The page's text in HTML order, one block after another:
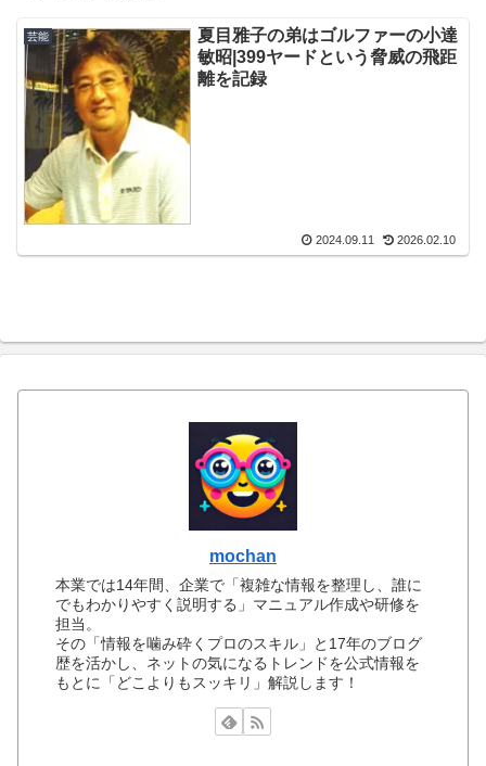
芸能
夏目雅子の弟はゴルファーの小達
敏昭|399ヤードという脅威の飛距
離を記録
2024.09.11 2026.02.10
mochan
本業では14年間、企業で「複雑な情報を整理し、誰に
でもわかりやすく説明する」マニュアル作成や研修を
担当。
その「情報を噛み砕くプロのスキル」と17年のブログ
歴を活かし、ネットの気になるトレンドを公式情報を
もとに「どこよりもスッキリ」解説します！